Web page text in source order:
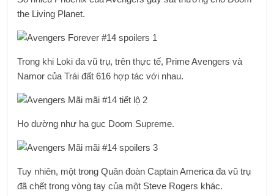
the Living Planet.
Trong khi Loki đa vũ trụ, trên thực tế, Prime Avengers và
Namor của Trái đất 616 hợp tác với nhau.
Họ dường như hạ gục Doom Supreme.
Tuy nhiên, một trong Quân đoàn Captain America đa vũ trụ
đã chết trong vòng tay của một Steve Rogers khác.